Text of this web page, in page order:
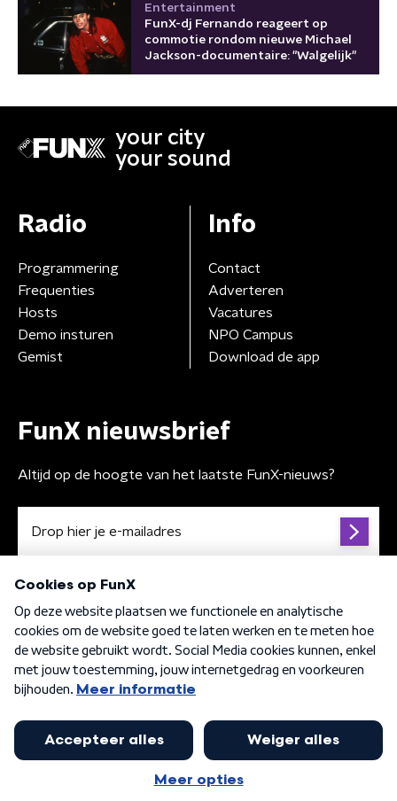
Entertainment
FunX-dj Fernando reageert op
commotie rondom nieuwe Michael
Jackson-documentaire: "Walgelijk"
your city
your sound
Radio
Programmering
Frequenties
Hosts
Demo insturen
Gemist
Info
Contact
Adverteren
Vacatures
NPO Campus
Download de app
FunX nieuwsbrief
Altijd op de hoogte van het laatste FunX-nieuws?
Algemene voorwaarden Privacybeleid